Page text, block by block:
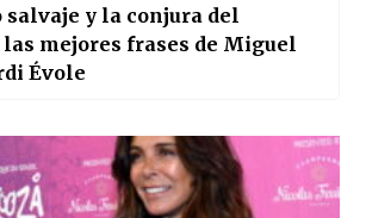
salvaje y la conjura del
mejores frases de Miguel
Évole